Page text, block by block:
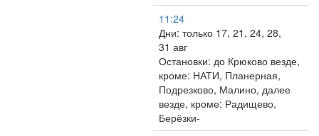
11:24
Дни: только 17, 21, 24, 28,
31 авг
Остановки: до Крюково везде,
кроме: НАТИ, Планерная,
Подрезково, Малино, далее
везде, кроме: Радищево,
Берёзки-